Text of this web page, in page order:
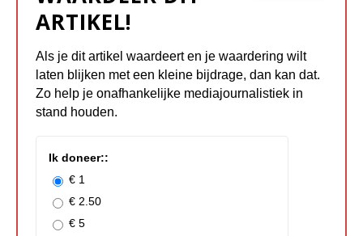
ARTIKEL!
Als je dit artikel waardeert en je waardering wilt
laten blijken met een kleine bijdrage, dan kan dat.
Zo help je onafhankelijke mediajournalistiek in
stand houden.
Ik doneer::
€ 1
€ 2.50
€ 5